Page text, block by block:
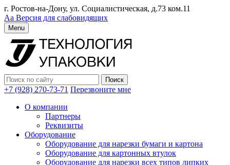
г. Ростов-на-Дону, ул. Социалистическая, д.73 ком.11
Аа Версия для слабовидящих
Menu
+7 (928) 270-73-71 Перезвоните мне
О компании
Партнеры
Реквизиты
Оборудование
Оборудование для нарезки бумаги и картона
Оборудование для картонных втулок
Оборудование для нарезки всех типов липких